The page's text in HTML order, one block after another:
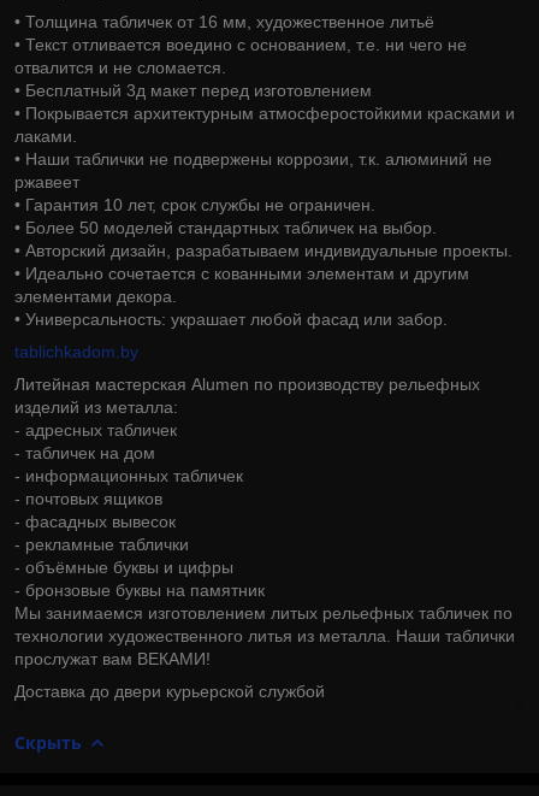
• Толщина табличек от 16 мм, художественное литьё
• Текст отливается воедино с основанием, т.е. ни чего не
отвалится и не сломается.
• Бесплатный 3д макет перед изготовлением
• Покрывается архитектурным атмосферостойкими красками и
лаками.
• Наши таблички не подвержены коррозии, т.к. алюминий не
ржавеет
• Гарантия 10 лет, срок службы не ограничен.
• Более 50 моделей стандартных табличек на выбор.
• Авторский дизайн, разрабатываем индивидуальные проекты.
• Идеально сочетается с кованными элементам и другим
элементами декора.
• Универсальность: украшает любой фасад или забор.
tablichkadom.by
Литейная мастерская Alumen по производству рельефных
изделий из металла:
- адресных табличек
- табличек на дом
- информационных табличек
- почтовых ящиков
- фасадных вывесок
- рекламные таблички
- объёмные буквы и цифры
- бронзовые буквы на памятник
Мы занимаемся изготовлением литых рельефных табличек по
технологии художественного литья из металла. Наши таблички
прослужат вам ВЕКАМИ!
Доставка до двери курьерской службой
Скрыть